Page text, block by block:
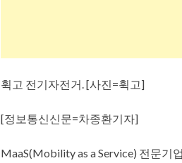
휙고 전기자전거. [사진=휙고]
[정보통신신문=차종환기자]
MaaS(Mobility as a Service) 전문기